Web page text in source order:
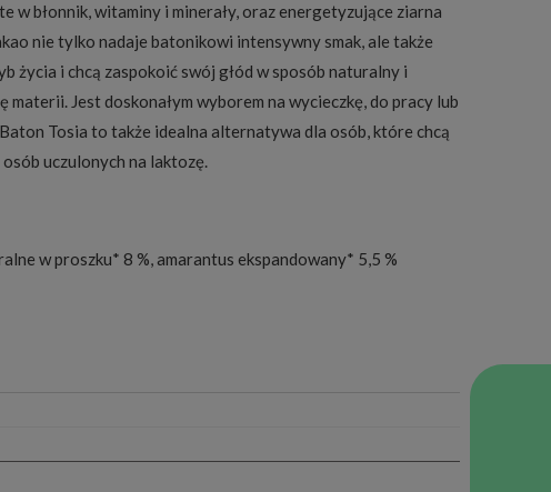
w błonnik, witaminy i minerały, oraz energetyzujące ziarna
nie tylko nadaje batonikowi intensywny smak, ale także
życia i chcą zaspokoić swój głód w sposób naturalny i
Jest doskonałym wyborem na wycieczkę, do pracy lub
Tosia to także idealna alternatywa dla osób, które chcą
uczulonych na laktozę.
w proszku* 8 %, amarantus ekspandowany* 5,5 %